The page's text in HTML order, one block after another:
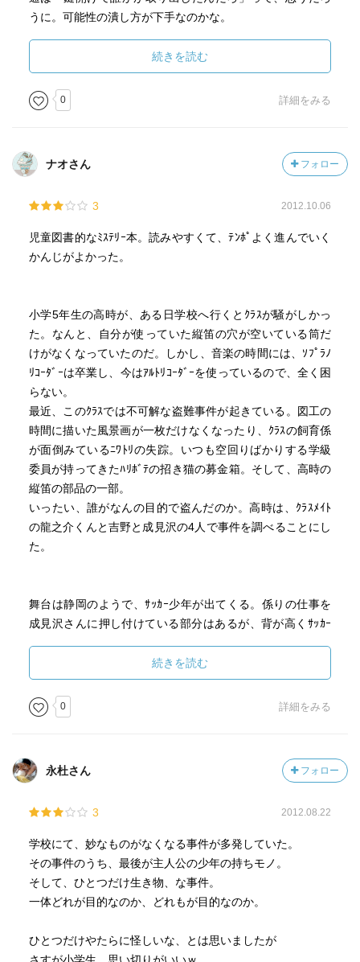
うに。可能性の潰し方が下手なのかな。
龍之介くんの名字。芥川、とか言わないよね？
05.06.06
続きを読む
0 詳細をみる
ナオさん フォロー
3 2012.10.06
児童図書的なﾐｽﾃﾘｰ本。読みやすくて、ﾃﾝﾎﾟよく進んでいく
かんじがよかった。
小学5年生の高時が、ある日学校へ行くとｸﾗｽが騒がしかっ
た。なんと、自分が使っていた縦笛の穴が空いている筒だ
けがなくなっていたのだ。しかし、音楽の時間には、ｿﾌﾟﾗﾉ
ﾘｺｰﾀﾞｰは卒業し、今はｱﾙﾄﾘｺｰﾀﾞｰを使っているので、全く困
らない。
最近、このｸﾗｽでは不可解な盗難事件が起きている。図工の
時間に描いた風景画が一枚だけなくなったり、ｸﾗｽの飼育係
が面倒みているﾆﾜﾄﾘの失踪。いつも空回りばかりする学級
委員が持ってきたﾊﾘﾎﾞﾃの招き猫の募金箱。そして、高時の
縦笛の部品の一部。
いったい、誰がなんの目的で盗んだのか。高時は、ｸﾗｽﾒｲﾄ
の龍之介くんと吉野と成見沢の4人で事件を調べることにし
た。
舞台は静岡のようで、ｻｯｶｰ少年が出てくる。係りの仕事を
成見沢さんに押し付けている部分はあるが、背が高くｻｯｶｰ
保健室の先生は、なんとなく養護教諭失格なかんじもする
このﾐｽﾃﾘｰから少年少女がﾐｽﾃﾘｰ好きになるかもしれないと
思うとなんかﾜｸﾜｸするw
2012.10.6 読了
続きを読む
0 詳細をみる
永杜さん フォロー
3 2012.08.22
学校にて、妙なものがなくなる事件が多発していた。
その事件のうち、最後が主人公の少年の持ちモノ。
そして、ひとつだけ生き物、な事件。
一体どれが目的なのか、どれもが目的なのか。
ひとつだけやたらに怪しいな、とは思いましたが